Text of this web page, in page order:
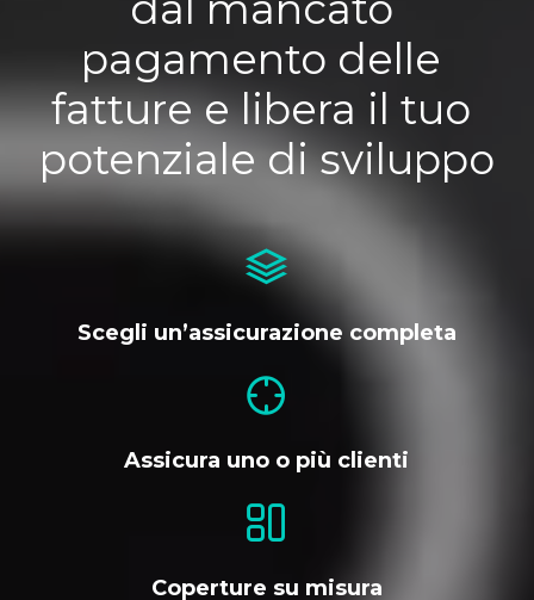
pagamento delle
fatture e libera il tuo
potenziale di sviluppo
Scegli un’assicurazione completa
Assicura uno o più clienti
Coperture su misura